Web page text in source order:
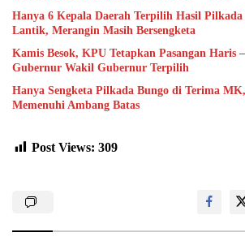
Hanya 6 Kepala Daerah Terpilih Hasil Pilkada
Lantik, Merangin Masih Bersengketa
Kamis Besok, KPU Tetapkan Pasangan Haris
Gubernur Wakil Gubernur Terpilih
Hanya Sengketa Pilkada Bungo di Terima
Memenuhi Ambang Batas
Post Views: 309